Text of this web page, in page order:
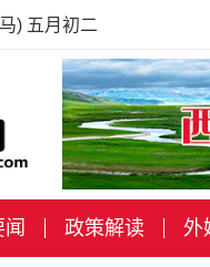
) 五月初二
政策解读 外